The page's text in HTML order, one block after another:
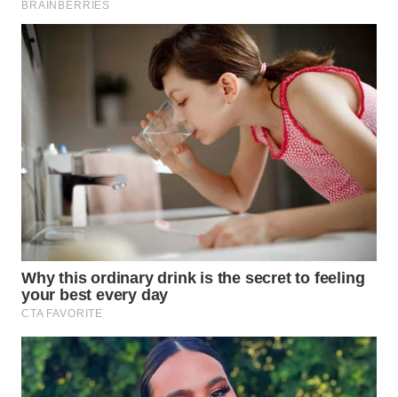
WN
TAPANULI
SELATAN
LESUNG
KARO
WN
SIMALUNGUN
WN
LABUHANBATU
WN